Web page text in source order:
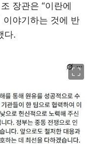
장관은 “이란에
이야기하는 것에 반
다.